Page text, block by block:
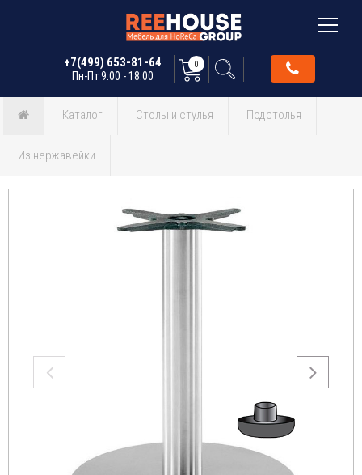
+7(499) 653-81-64
Пн-Пт 9:00 - 18:00
0
Каталог Столы и стулья Подстолья
Из нержавейки